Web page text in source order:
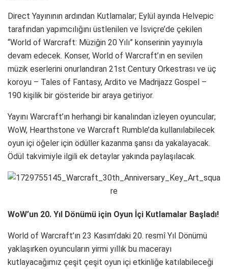
Direct Yayınının ardından Kutlamalar; Eylül ayında Helvepic
tarafından yapımcılığını üstlenilen ve İsviçre’de çekilen
“World of Warcraft: Müziğin 20 Yılı” konserinin yayınıyla
devam edecek. Konser, World of Warcraft’ın en sevilen
müzik eserlerini onurlandıran 21st Century Orkestrası ve üç
koroyu – Tales of Fantasy, Ardito ve Madrijazz Gospel –
190 kişilik bir gösteride bir araya getiriyor.
Yayını Warcraft’ın herhangi bir kanalından izleyen oyuncular;
WoW, Hearthstone ve Warcraft Rumble’da kullanılabilecek
oyun içi öğeler için ödüller kazanma şansı da yakalayacak.
Ödül takvimiyle ilgili ek detaylar yakında paylaşılacak.
WoW’un 20. Yıl Dönümü için Oyun İçi Kutlamalar Başladı!
World of Warcraft’ın 23 Kasım’daki 20. resmî Yıl Dönümü
yaklaşırken oyuncuların yirmi yıllık bu macerayı
kutlayacağımız çeşit çeşit oyun içi etkinliğe katılabileceği